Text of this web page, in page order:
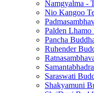
Namgyalma -
Nio Kangoo
Palden
Pancha
Ruhender
Saraswati
Shakyamuni